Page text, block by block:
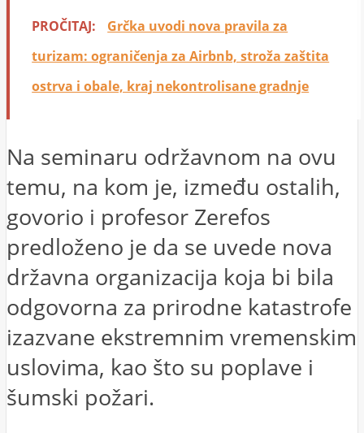
PROČITAJ:
Grčka uvodi nova pravila za
turizam: ograničenja za Airbnb, stroža zaštita
ostrva i obale, kraj nekontrolisane gradnje
Na seminaru održavnom na ovu
temu, na kom je, između ostalih,
govorio i profesor Zerefos
predloženo je da se uvede nova
državna organizacija koja bi bila
odgovorna za prirodne katastrofe
izazvane ekstremnim vremenskim
uslovima, kao što su poplave i
šumski požari.